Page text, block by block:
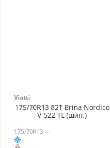
Viatti
175/70R13 82T Brina Nordico
V-522 TL (шип.)
175/70R13 —